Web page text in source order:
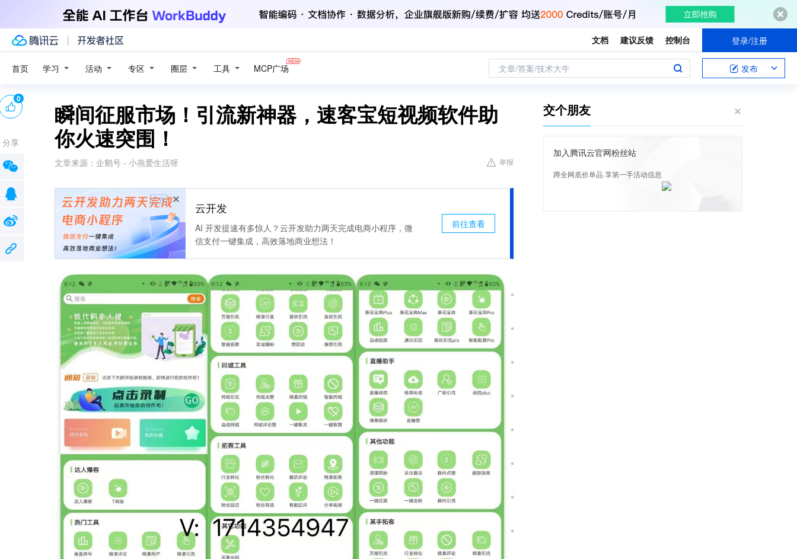
文档 建议反馈 控制台 登录/注册
首页 学习 活动 专区 圈层 工具 MCP广场 文章/答案/技术大牛 发布
瞬间征服市场！引流新神器，速客宝短视频软件助
你火速突围！
文章来源： 企鹅号 - 小燕爱生活呀 举报
广告
云开发
AI 开发提速有多惊人？云开发助力两天完成电商小程序，微
信支付一键集成，高效落地商业想法！
前往查看
0
分享
交个朋友
加入腾讯云官网粉丝站
蹲全网底价单品 享第一手活动信息